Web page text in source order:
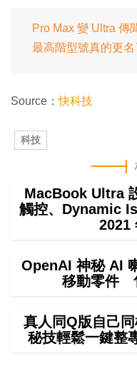
Pro Max 變 Ultra 傳
最高階型號真的更名
Source：快科技
科技
MacBook Ultra
觸控、Dynamic
2021
OpenAI 神秘 AI
移動零件
真人同Q版自己
秘技輕鬆一鍵整